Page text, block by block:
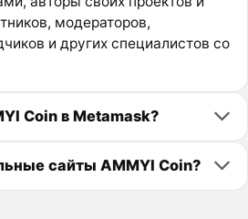
модераторов,
и других специалистов со
Coin в Metamask?
сайты AMMYI Coin?